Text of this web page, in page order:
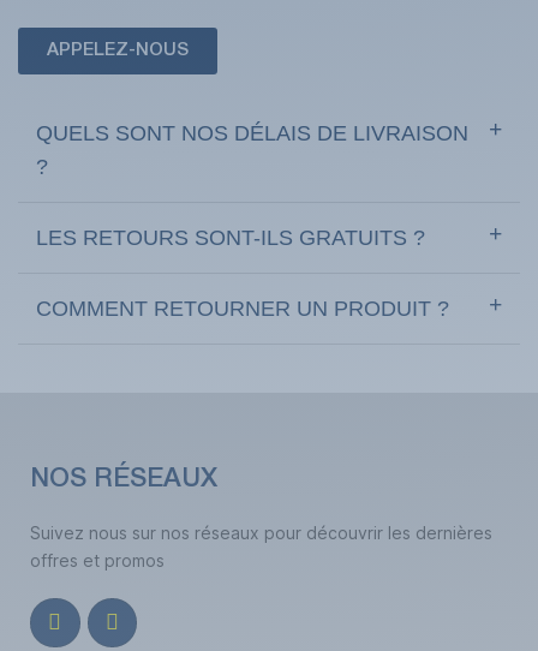
APPELEZ-NOUS
QUELS SONT NOS DÉLAIS DE LIVRAISON
?
LES RETOURS SONT-ILS GRATUITS ?
COMMENT RETOURNER UN PRODUIT ?
NOS RÉSEAUX
Suivez nous sur nos réseaux pour découvrir les dernières
offres et promos